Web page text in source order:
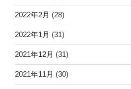
2022年2月 (28)
2022年1月 (31)
2021年12月 (31)
2021年11月 (30)